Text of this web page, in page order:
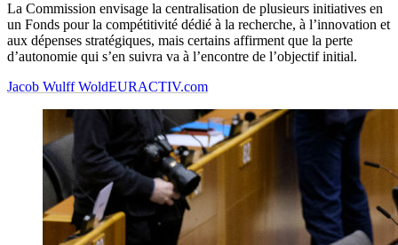
La Commission envisage la centralisation de plusieurs initiatives en
un Fonds pour la compétitivité dédié à la recherche, à l’innovation et
aux dépenses stratégiques, mais certains affirment que la perte
d’autonomie qui s’en suivra va à l’encontre de l’objectif initial.
Jacob Wulff WoldEURACTIV.com